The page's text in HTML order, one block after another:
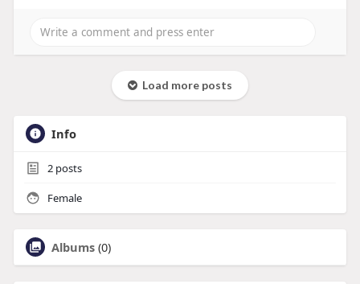
Load more posts
Info
2posts
Female
Albums (0)